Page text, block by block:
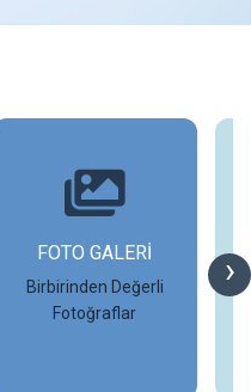
›
FOTO GALERİ
Birbirinden Değerli
Fotoğraflar